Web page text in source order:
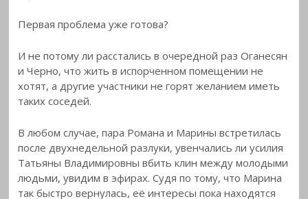
Первая проблема уже готова?
И не потому ли расстались в очередной раз Оганесян
и Черно, что жить в испорченном помещении не
хотят, а другие участники не горят желанием иметь
таких соседей.
В любом случае, пара Романа и Марины встретилась
после двухнедельной разлуки, увенчались ли усилия
Татьяны Владимировны вбить клин между молодыми
людьми, увидим в эфирах. Судя по тому, что Марина
так быстро вернулась, её интересы пока находятся